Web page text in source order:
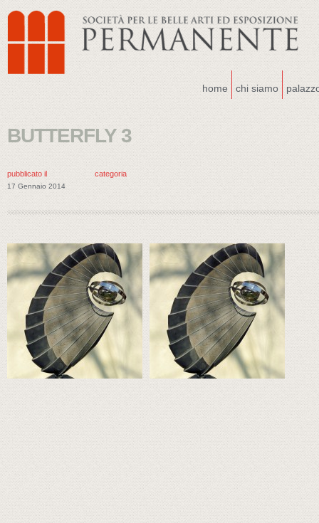
home chi siamo
BUTTERFLY 3
pubblicato il
17 Gennaio 2014
categoria